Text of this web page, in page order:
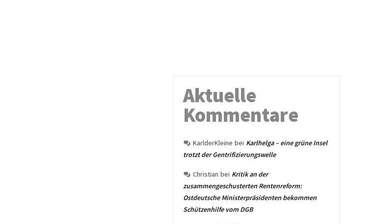
Aktuelle
Kommentare
KarlderKleine bei Karlhelga – eine grüne Insel
trotzt der Gentrifizierungswelle
Christian bei Kritik an der
zusammengeschusterten Rentenreform:
Ostdeutsche Ministerpräsidenten bekommen
Schützenhilfe vom DGB